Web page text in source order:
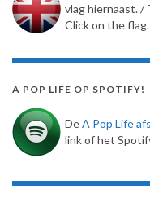
vlag hiernaast. /
Click on the flag.
A POP LIFE OP SPOTIFY!
DeA Pop Life
link of het